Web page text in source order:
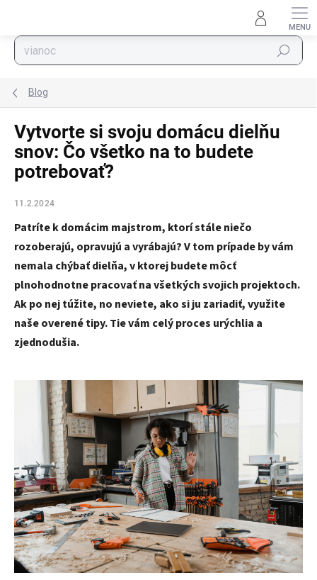
Hľadať
Blog
Vytvorte si svoju domácu dielňu
snov: Čo všetko na to budete
potrebovať?
11.2.2024
Patríte k domácim majstrom, ktorí stále niečo
rozoberajú, opravujú a vyrábajú? V tom prípade by vám
nemala chýbať dielňa, v ktorej budete môcť
plnohodnotne pracovať na všetkých svojich projektoch.
Ak po nej túžite, no neviete, ako si ju zariadiť, využite
naše overené tipy. Tie vám celý proces urýchlia a
zjednodušia.